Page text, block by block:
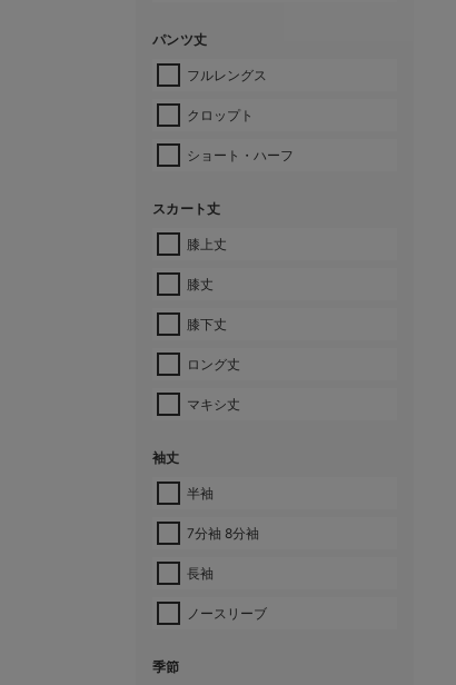
パンツ丈
フルレングス
クロップト
ショート・ハーフ
スカート丈
膝上丈
膝丈
膝下丈
ロング丈
マキシ丈
袖丈
半袖
7分袖 8分袖
長袖
ノースリーブ
季節